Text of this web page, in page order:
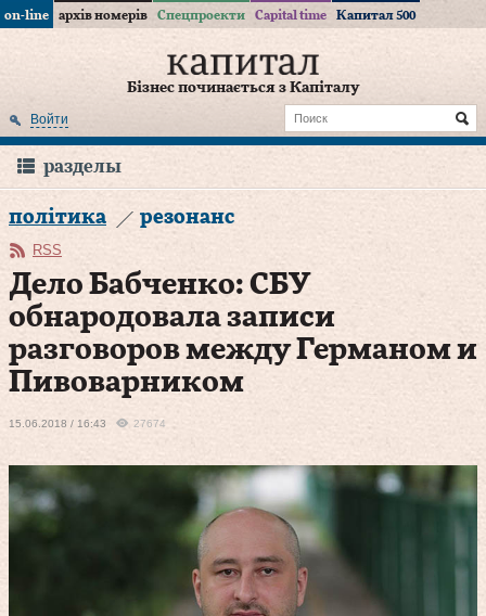
on-line архів номерів Спецпроекти Capital time Капитал 500
Бізнес починається з Капіталу
Войти
разделы
політика резонанс
RSS
Дело Бабченко: СБУ
обнародовала записи
разговоров между Германом и
Пивоварником
15.06.2018 / 16:43 27674